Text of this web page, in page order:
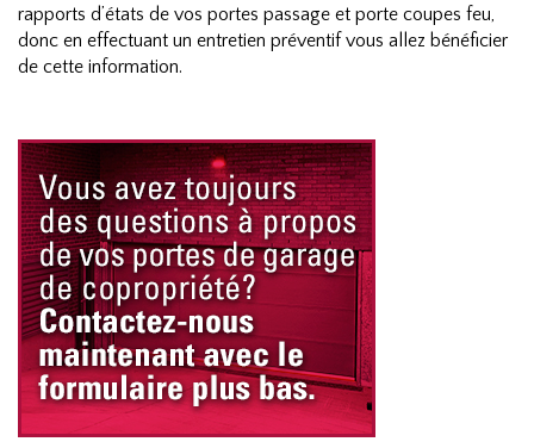
rapports d’états de vos portes passage et porte coupes feu,
donc en effectuant un entretien préventif vous allez bénéficier
de cette information.